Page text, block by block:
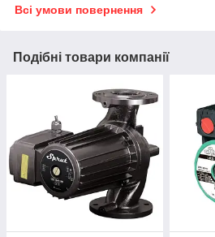
Всі умови повернення
Подібні товари компанії